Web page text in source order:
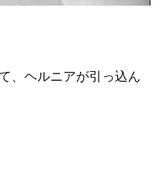
、ヘルニアが引っ込ん